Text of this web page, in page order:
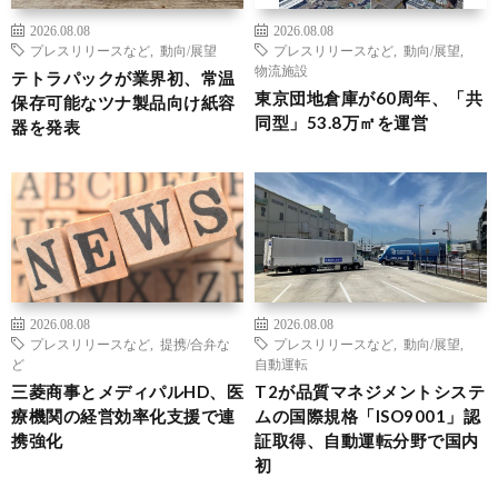
2026.08.08
プレスリリースなど
動向/展望
テトラパックが業界初、常温
保存可能なツナ製品向け紙容
器を発表
2026.08.08
プレスリリースなど
動向/展望
物流施設
東京団地倉庫が60周年、「共
同型」53.8万㎡を運営
2026.08.08
プレスリリースなど
提携/合弁な
ど
三菱商事とメディパルHD、医
療機関の経営効率化支援で連
携強化
2026.08.08
プレスリリースなど
動向/展望
自動運転
T2が品質マネジメントシステ
ムの国際規格「ISO9001」認
証取得、自動運転分野で国内
初